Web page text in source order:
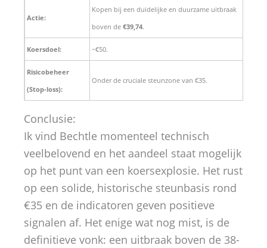
Actie:
Kopen bij een duidelijke en duurzame uitbraak
boven de €39,74.
Koersdoel: ~€50.
Risicobeheer
(Stop-loss):
Onder de cruciale steunzone van €35.
Conclusie:
Ik vind Bechtle momenteel technisch
veelbelovend en het aandeel staat mogelijk
op het punt van een koersexplosie. Het rust
op een solide, historische steunbasis rond
€35 en de indicatoren geven positieve
signalen af. Het enige wat nog mist, is de
definitieve vonk: een uitbraak boven de 38-